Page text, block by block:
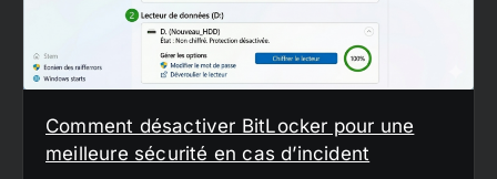
Comment désactiver BitLocker pour une
meilleure sécurité en cas d’incident